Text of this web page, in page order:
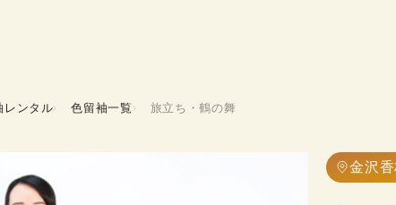
レンタル 色留袖一覧 旅立ち・鶴の舞
金沢